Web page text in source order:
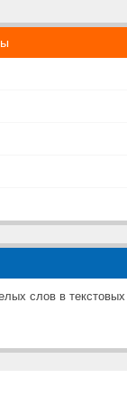
слов в текстовых